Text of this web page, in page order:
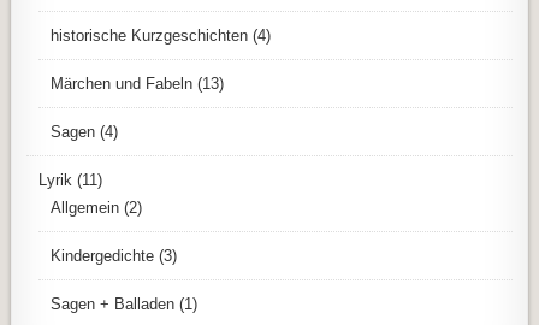
historische Kurzgeschichten (4)
Märchen und Fabeln (13)
Sagen (4)
Lyrik (11)
Allgemein (2)
Kindergedichte (3)
Sagen + Balladen (1)